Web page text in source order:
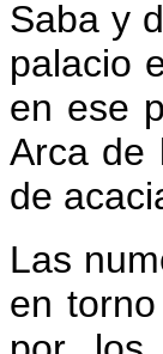
Saba y
palacio
en ese
Arca de
de
Las
en